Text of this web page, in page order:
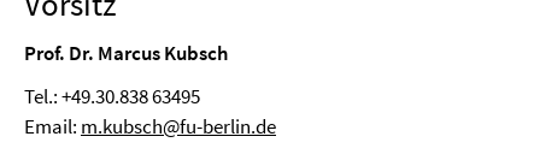
Prof. Dr. Marcus Kubsch
Tel.: +49.30.838 63495
Email: m.kubsch@fu-berlin.de